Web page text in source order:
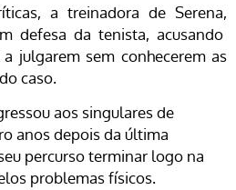
a treinadora de Serena,
defesa da tenista, acusando
julgarem sem conhecerem as
caso.
aos singulares de
anos depois da última
percurso terminar logo na
problemas físicos.